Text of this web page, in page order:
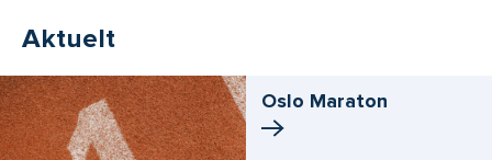
Aktuelt
Oslo Maraton